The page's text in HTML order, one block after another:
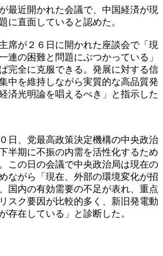
最近開かれた会議で、中国経済が現
に直面していると認めた。
席が２６日に開かれた座談会で「現
連の困難と問題にぶつかっている」
完全に克服できる。発展に対する信
中を維持しながら実質的な高品質発
済光明論を唱えるべき」と指示した
日、党最高政策決定機構の中央政治
半期に不振の内需を活性化するため
この日の会議で中央政治局は現在の
ながら「現在、外部の環境変化が招
国内の有効需要の不足が表れ、重点
スク要因が比較的多く、新旧発電動
存在している」と診断した。